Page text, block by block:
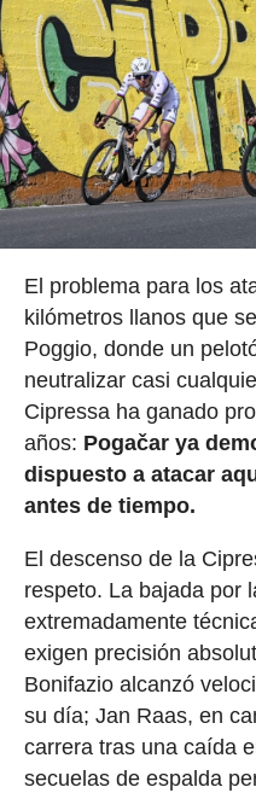
El problema para los
kilómetros llanos que
Poggio, donde un
neutralizar casi
Cipressa ha ganado
años: Pogačar ya
dispuesto a atacar
antes de tiempo.
El descenso de la
respeto. La bajada por
extremadamente
exigen precisión
Bonifazio alcanzó
su día; Jan Raas, en
carrera tras una caída
secuelas de espalda